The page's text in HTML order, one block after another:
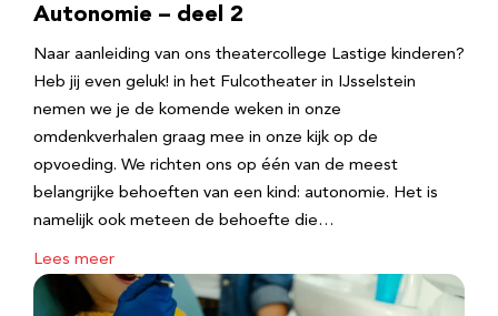
Autonomie – deel 2
Naar aanleiding van ons theatercollege Lastige kinderen?
Heb jij even geluk! in het Fulcotheater in IJsselstein
nemen we je de komende weken in onze
omdenkverhalen graag mee in onze kijk op de
opvoeding. We richten ons op één van de meest
belangrijke behoeften van een kind: autonomie. Het is
namelijk ook meteen de behoefte die…
Lees meer